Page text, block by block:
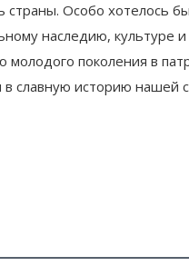
Особо
наследию, культуре
поколения в
славную историю